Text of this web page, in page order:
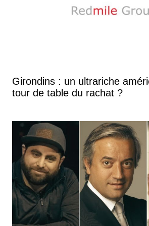
individualisation pour amener à la
dans le but de mettre le joueur
Girondins : un ultrariche
tour de table du rachat ?